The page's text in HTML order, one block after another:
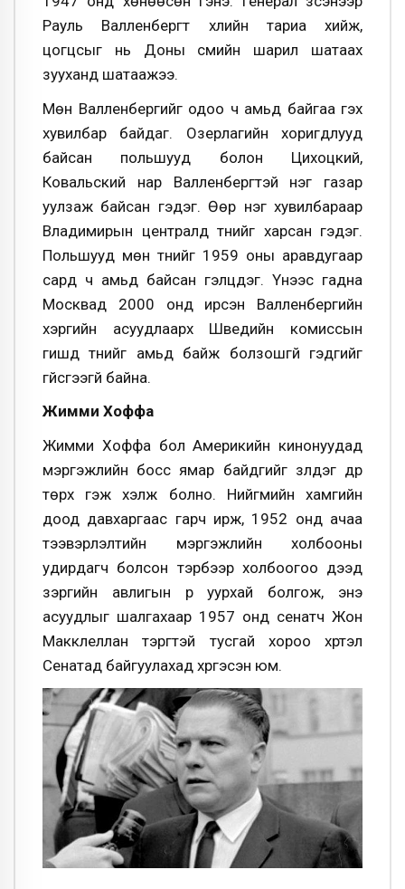
Рауль Валленбергт үхлийн тариа хийж,
цогцсыг нь Доны сүмийн шарил шатаах
зууханд шатаажээ.
Мөн Валленбергийг одоо ч амьд байгаа гэх
хувилбар байдаг. Озерлагийн хоригдлууд
байсан польшууд болон Цихоцкий,
Ковальский нар Валленбергтэй нэг газар
уулзаж байсан гэдэг. Өөр нэг хувилбараар
Владимирын централд түүнийг харсан гэдэг.
Польшууд мөн түүнийг 1959 оны аравдугаар
сард ч амьд байсан гэлцдэг. Үүнээс гадна
Москвад 2000 онд ирсэн Валленбергийн
хэргийн асуудлаарх Шведийн комиссын
гишүүд түүнийг амьд байж болзошгүй гэдгийг
үгүйсгээгүй байна.
Жимми Хоффа
Жимми Хоффа бол Америкийн кинонуудад
мэргэжлийн босс ямар байдгийг үзүүлдэг дүр
төрх гэж хэлж болно. Нийгмийн хамгийн
доод давхаргаас гарч ирж, 1952 онд ачаа
тээвэрлэлтийн мэргэжлийн холбооны
удирдагч болсон тэрбээр холбоогоо дээд
зэргийн авлигын үүр уурхай болгож, энэ
асуудлыг шалгахаар 1957 онд сенатч Жон
Макклеллан тэргүүтэй тусгай хороо хүртэл
Сенатад байгуулахад хүргэсэн юм.